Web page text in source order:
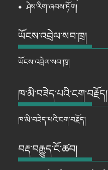
⦁ཤེས་རིག་ཞབས་ཏོག།
ཡོངས་འབྲེལ་སབ་ཁྲ།
ཡོངས་འབྲེལ་སབ་ཁྲ།
ཁ་མི་བཟེད་པའི་ངག་བརྗོད།
ཁ་མི་བཟེད་པའི་ངག་བརྗོད།
བརྡ་བརྒྱུད་ངོ་ཚབ།